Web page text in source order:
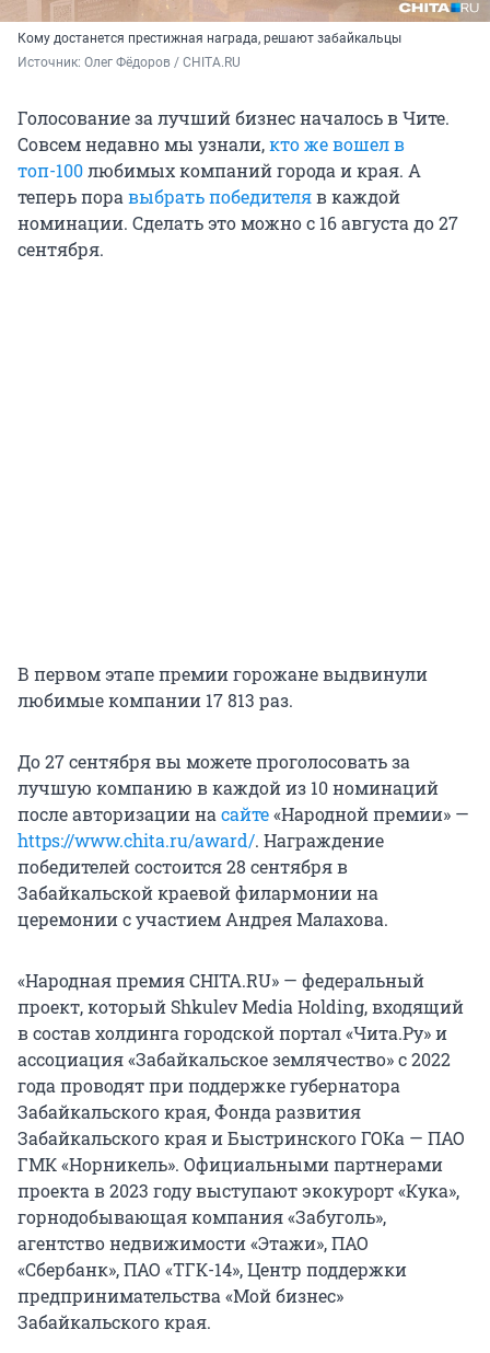
Кому достанется престижная награда, решают забайкальцы
Источник: Олег Фёдоров / CHITA.RU
Голосование за лучший бизнес началось в Чите.
Совсем недавно мы узнали,кто же вошел в
топ-100любимых компаний города и края. А
теперь пора выбрать победителяв каждой
номинации. Сделать это можно с 16 августа до 27
сентября.
В первом этапе премии горожане выдвинули
любимые компании 17 813 раз.
До 27 сентября вы можете проголосовать за
лучшую компанию в каждой из 10 номинаций
после авторизации на сайте«Народной премии» —
https://www.chita.ru/award/. Награждение
победителей состоится 28 сентября в
Забайкальской краевой филармонии на
церемонии с участием Андрея Малахова.
«Народная премия CHITA.RU» — федеральный
проект, который Shkulev Media Holding, входящий
в состав холдинга городской портал «Чита.Ру» и
ассоциация «Забайкальское землячество» с 2022
года проводят при поддержке губернатора
Забайкальского края, Фонда развития
Забайкальского края и Быстринского ГОКа — ПАО
ГМК «Норникель». Официальными партнерами
проекта в 2023 году выступают экокурорт «Кука»,
горнодобывающая компания «Забуголь»,
агентство недвижимости «Этажи», ПАО
«Сбербанк», ПАО «ТГК-14», Центр поддержки
предпринимательства «Мой бизнес»
Забайкальского края.